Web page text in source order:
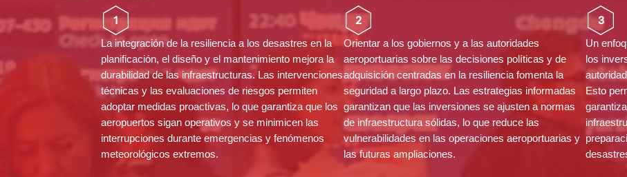
1
La integración de la resiliencia a los desastres en la
planificación, el diseño y el mantenimiento mejora la
durabilidad de las infraestructuras. Las intervenciones
técnicas y las evaluaciones de riesgos permiten
adoptar medidas proactivas, lo que garantiza que los
aeropuertos sigan operativos y se minimicen las
interrupciones durante emergencias y fenómenos
meteorológicos extremos.
2
Orientar a los gobiernos y a las autoridades
aeroportuarias sobre las decisiones políticas y de
adquisición centradas en la resiliencia fomenta la
seguridad a largo plazo. Las estrategias informadas
garantizan que las inversiones se ajusten a normas
de infraestructura sólidas, lo que reduce las
vulnerabilidades en las operaciones aeroportuarias y
las futuras ampliaciones.
3
Un
los
Esto